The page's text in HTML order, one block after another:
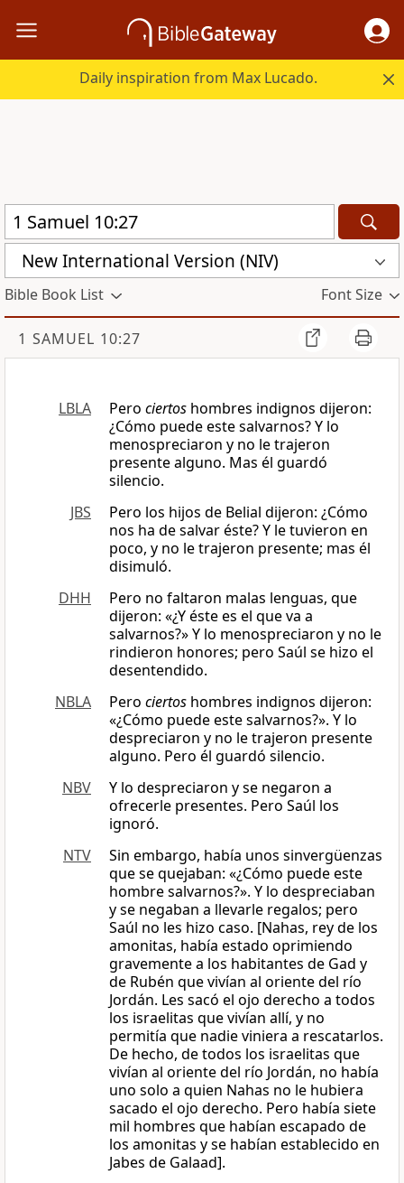
Daily inspiration from Max Lucado.
New International Version (NIV)
Bible Book List Font Size
1 SAMUEL 10:27
LBLA Pero ciertos hombres indignos dijeron:
¿Cómo puede este salvarnos? Y lo
menospreciaron y no le trajeron
presente alguno. Mas él guardó
silencio.
JBS
Pero los hijos de Belial dijeron: ¿Cómo
nos ha de salvar éste? Y le tuvieron en
poco, y no le trajeron presente; mas él
disimuló.
DHH
Pero no faltaron malas lenguas, que
dijeron: «¿Y éste es el que va a
salvarnos?» Y lo menospreciaron y no le
rindieron honores; pero Saúl se hizo el
desentendido.
NBLA
Pero ciertos hombres indignos dijeron:
«¿Cómo puede este salvarnos?». Y lo
despreciaron y no le trajeron presente
alguno. Pero él guardó silencio.
NBV
Y lo despreciaron y se negaron a
ofrecerle presentes. Pero Saúl los
ignoró.
NTV
Sin embargo, había unos sinvergüenzas
que se quejaban: «¿Cómo puede este
hombre salvarnos?». Y lo despreciaban
y se negaban a llevarle regalos; pero
Saúl no les hizo caso. [Nahas, rey de los
amonitas, había estado oprimiendo
gravemente a los habitantes de Gad y
de Rubén que vivían al oriente del río
Jordán. Les sacó el ojo derecho a todos
los israelitas que vivían allí, y no
permitía que nadie viniera a rescatarlos.
De hecho, de todos los israelitas que
vivían al oriente del río Jordán, no había
uno solo a quien Nahas no le hubiera
sacado el ojo derecho. Pero había siete
mil hombres que habían escapado de
los amonitas y se habían establecido en
Jabes de Galaad].